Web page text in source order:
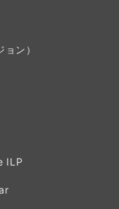
ン）
ILP